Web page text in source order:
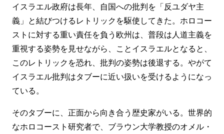
イスラエル政府は長年、自国への批判を「反ユダヤ主
義」と結びつけるレトリックを駆使してきた。ホロコー
ストに対する重い責任を負う欧州は、普段は人道主義を
重視する姿勢を見せながら、ことイスラエルとなると、
このレトリックを恐れ、批判の姿勢は後退する。やがて
イスラエル批判はタブーに近い扱いを受けるようになっ
ている。
そのタブーに、正面から向き合う歴史家がいる。世界的
なホロコースト研究者で、ブラウン大学教授のオメル・